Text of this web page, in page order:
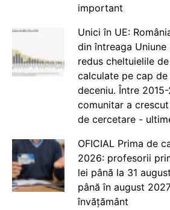
important
Unici în UE:
din întreaga Uniune
redus cheltuielile
calculate pe cap
deceniu. Între
comunitar a
de cercetare -
OFICIAL Prima de
2026: profesorii
lei până la 31
până în august
învățământ